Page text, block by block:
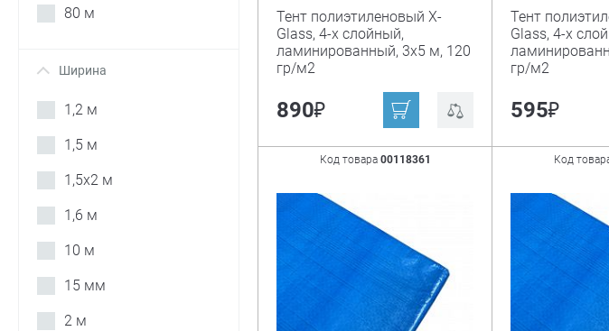
80 м
+ Ширина
1,2 м
1,5 м
1,5х2 м
1,6 м
10 м
15 мм
2 м
Тент полиэтиленовый X-
Glass, 4-х слойный,
ламинированный, 3х5 м, 120
гр/м2
890₽
Тент
Glass, 4-х
гр/м2
595₽
Код товара 00118361 Код